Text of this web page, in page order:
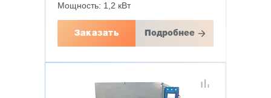
Мощность: 1,2 кВт
Заказать Подробнее